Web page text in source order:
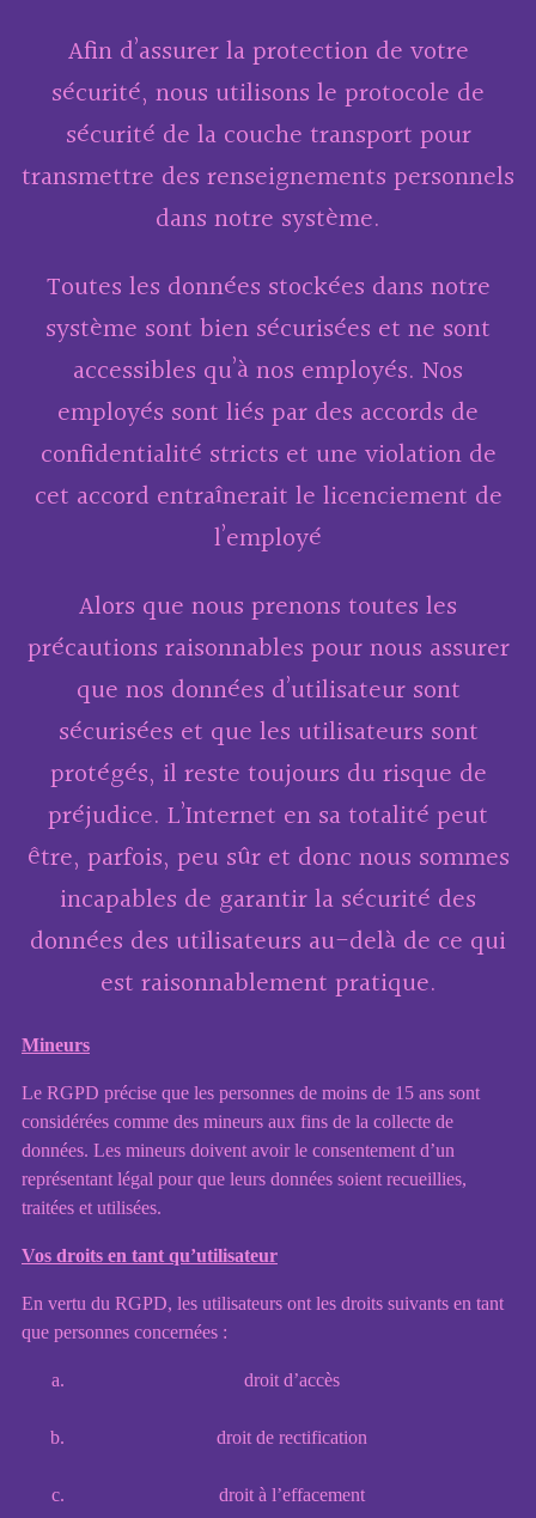
Afin d’assurer la protection de votre
sécurité, nous utilisons le protocole de
sécurité de la couche transport pour
transmettre des renseignements personnels
dans notre système.
Toutes les données stockées dans notre
système sont bien sécurisées et ne sont
accessibles qu’à nos employés. Nos
employés sont liés par des accords de
confidentialité stricts et une violation de
cet accord entraînerait le licenciement de
l’employé
Alors que nous prenons toutes les
précautions raisonnables pour nous assurer
que nos données d’utilisateur sont
sécurisées et que les utilisateurs sont
protégés, il reste toujours du risque de
préjudice. L’Internet en sa totalité peut
être, parfois, peu sûr et donc nous sommes
incapables de garantir la sécurité des
données des utilisateurs au-delà de ce qui
est raisonnablement pratique.
Mineurs
Le RGPD précise que les personnes de moins de 15 ans sont
considérées comme des mineurs aux fins de la collecte de
données. Les mineurs doivent avoir le consentement d’un
représentant légal pour que leurs données soient recueillies,
traitées et utilisées.
Vos droits en tant qu’utilisateur
En vertu du RGPD, les utilisateurs ont les droits suivants en tant
que personnes concernées :
droit d’accès
droit de rectification
droit à l’effacement